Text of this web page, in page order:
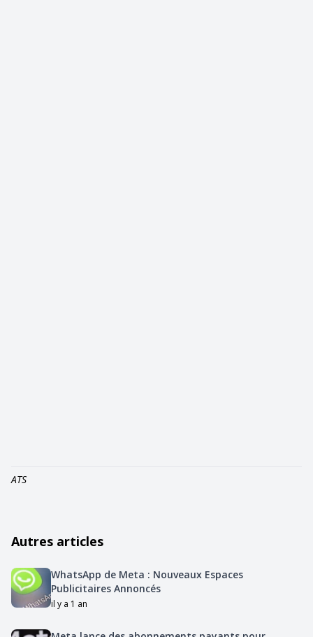
ATS
Autres articles
WhatsApp de Meta : Nouveaux Espaces
Publicitaires Annoncés
il y a 1 an